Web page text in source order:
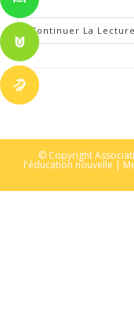
Continuer La Lecture
© Copyright
l'éducation nouvelle |